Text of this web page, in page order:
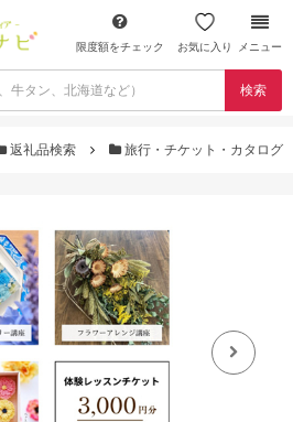
限度額をチェック お気に入り メニュー
検索
返礼品検索 旅行・チケット・カタログ